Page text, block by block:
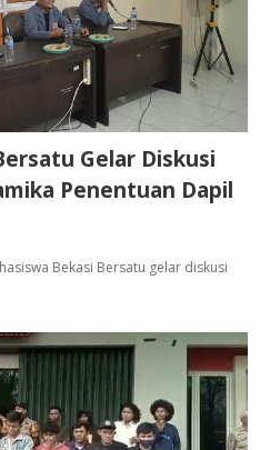
Gelar Diskusi
Penentuan Dapil
Bekasi Bersatu gelar diskusi